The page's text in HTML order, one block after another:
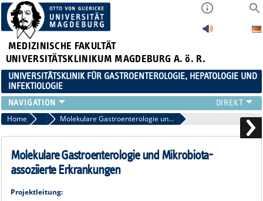
MEDIZINISCHE FAKULTÄT
UNIVERSITÄTSKLINIKUM MAGDEBURG A. ö. R.
UNIVERSITÄTSKLINIK FÜR GASTROENTEROLOGIE, HEPATOLOGIE UND
INFEKTIOLOGIE
TEAM
PATIENTEN
FORSCHUNG
VERANSTALTUNGEN / NEWS
Home Forschung Molekulare Gastroenterologie und Mikrobiota-assoziierte Erkrankungen
Molekulare Gastroenterologie und Mikrobiota-
assoziierte Erkrankungen
Projektleitung: